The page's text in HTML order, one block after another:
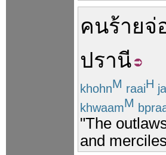
คนร้ายจ่
ปรานี
khohnM raaiH
khwaamM
"The
and